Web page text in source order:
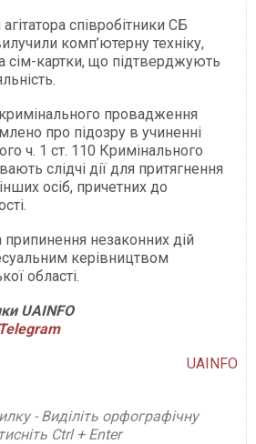
співробітники СБ
комп’ютерну техніку,
сім-картки, що підтверджують
провадження
про підозру в учиненні
ч. 1 ст. 110 Кримінального
слідчі дії для притягнення
осіб, причетних до
припинення незаконних дій
керівництвом
області.
UAINFO
Telegram
UAINFO
- Виділіть орфографічну
Ctrl + Enter